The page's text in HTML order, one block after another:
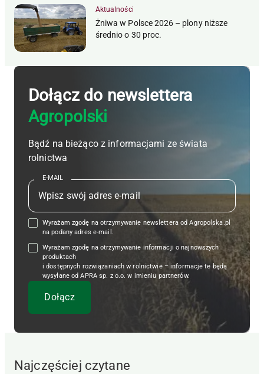
Aktualności
Żniwa w Polsce 2026 – plony niższe
średnio o 30 proc.
Dołącz do newslettera
Agropolski
Bądź na bieżąco z informacjami ze świata
rolnictwa
E-MAIL
Wyrażam zgodę na otrzymywanie newslettera od Agropolska.pl
na podany adres e-mail.
Wyrażam zgodę na otrzymywanie informacji o najnowszych
produktach
i dostępnych rozwiązaniach w rolnictwie – informacje te będą
wysyłane od APRA sp. z o.o. w imieniu partnerów.
Najczęściej czytane